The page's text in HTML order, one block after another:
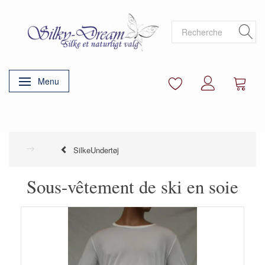
Basculer la navigation
Menu
SilkeUndertøj
Sous-vêtement de ski en soie